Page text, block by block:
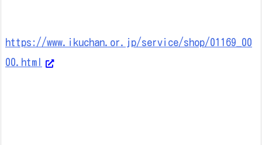
https://www.ikuchan.or.jp/service/shop/01169_00
00.html